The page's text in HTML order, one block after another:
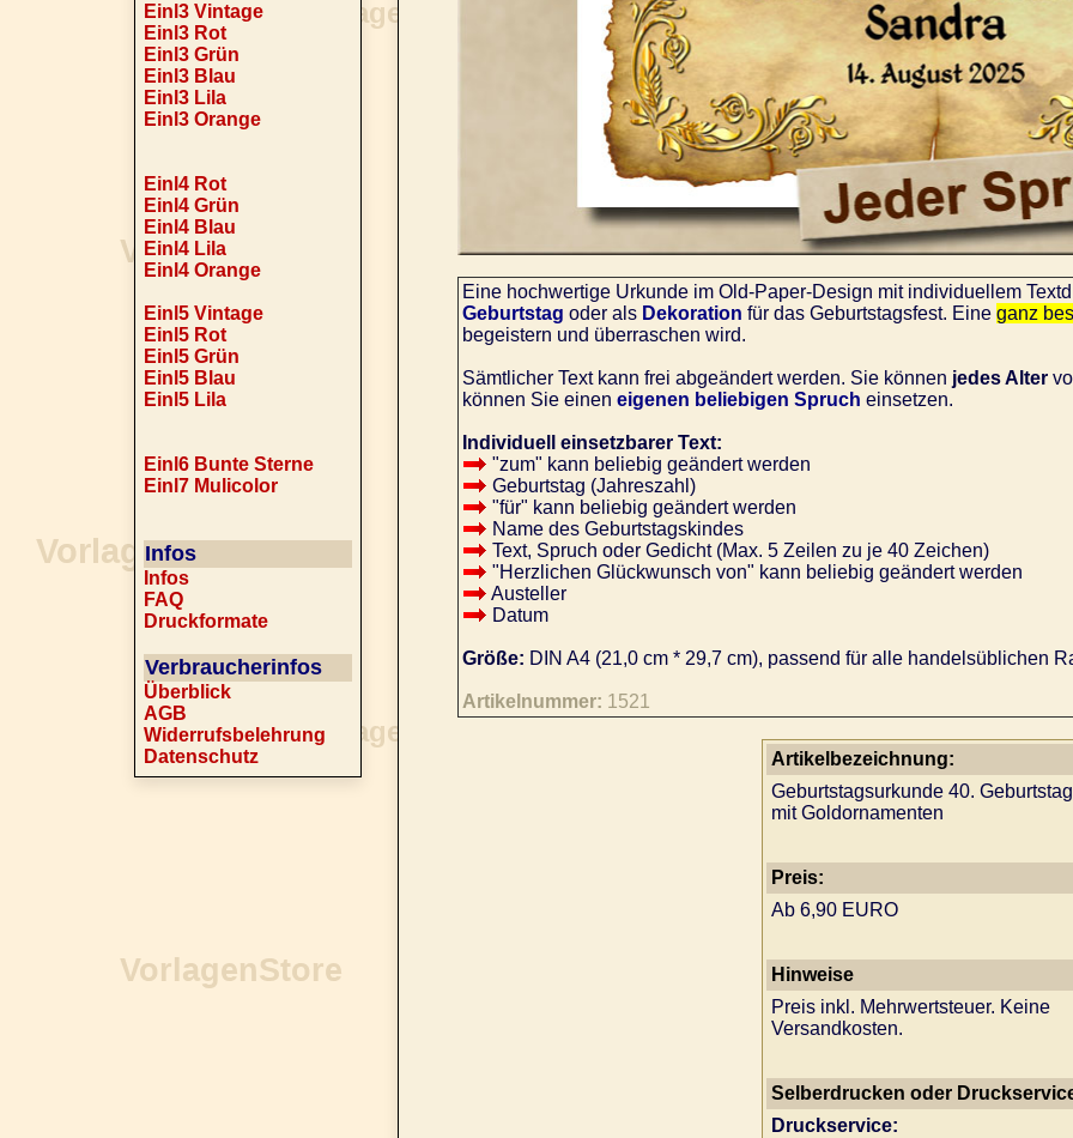
Einl3 Vintage
Einl3 Rot
Einl3 Grün
Einl3 Blau
Einl3 Lila
Einl3 Orange
Einl4 Rot
Einl4 Grün
Einl4 Blau
Einl4 Lila
Einl4 Orange
Einl5 Vintage
Einl5 Rot
Einl5 Grün
Einl5 Blau
Einl5 Lila
Einl6 Bunte Sterne
Einl7 Mulicolor
Infos
Infos
FAQ
Druckformate
Verbraucherinfos
Überblick
AGB
Widerrufsbelehrung
Datenschutz
Eine hochwertige Urkunde im Old-Paper-Design mit individuellem
Geburtstag oder als Dekoration für das Geburtstagsfest. Eine ganz
begeistern und überraschen wird.
Sämtlicher Text kann frei abgeändert werden. Sie können jedes Alter
können Sie einen eigenen beliebigen Spruch einsetzen.
Individuell einsetzbarer Text:
"zum" kann beliebig geändert werden
Geburtstag (Jahreszahl)
"für" kann beliebig geändert werden
Name des Geburtstagskindes
Text, Spruch oder Gedicht (Max. 5 Zeilen zu je 40 Zeichen)
"Herzlichen Glückwunsch von" kann beliebig geändert werden
Austeller
Datum
Größe: DIN A4 (21,0 cm * 29,7 cm), passend für alle handelsüblichen
Artikelnummer: 1521
Artikelbezeichnung:
Geburtstagsurkunde 40. Geburtstag
mit Goldornamenten
Preis:
Ab 6,90 EURO
Hinweise
Preis inkl. Mehrwertsteuer. Keine
Versandkosten.
Selberdrucken oder
Druckservice: